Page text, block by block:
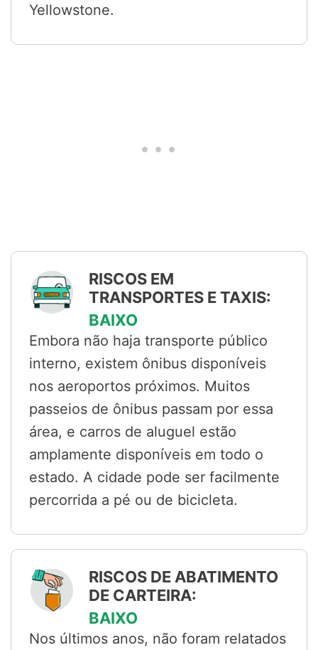
Yellowstone.
RISCOS EM
TRANSPORTES E TAXIS:
BAIXO
Embora não haja transporte público
interno, existem ônibus disponíveis
nos aeroportos próximos. Muitos
passeios de ônibus passam por essa
área, e carros de aluguel estão
amplamente disponíveis em todo o
estado. A cidade pode ser facilmente
percorrida a pé ou de bicicleta.
RISCOS DE ABATIMENTO
DE CARTEIRA:
BAIXO
Nos últimos anos, não foram relatados